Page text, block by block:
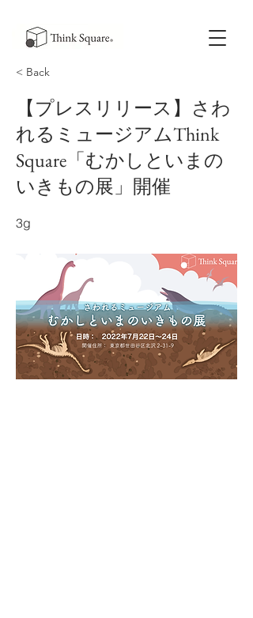
< Back
【プレスリリース】さわ
れるミュージアムThink
Square「むかしといまの
いきもの展」開催
3g